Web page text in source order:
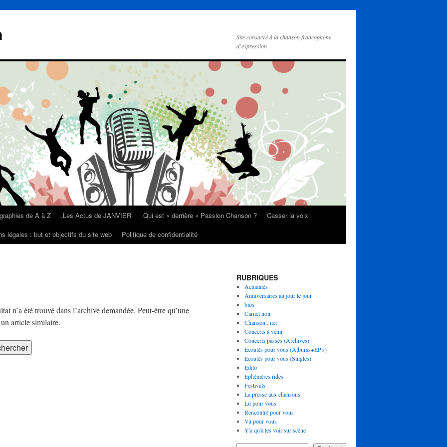
Site consacré à la chanson francophone
d’expression
de A à Z .Les Actus de JANVIER .Qui est « derrière » Passion Chanson ?
Casser la voix
légales : but et objectifs du site web Politique de confidentialité
n’a été trouvé dans l’archive demandée. Peut-être qu’une
article similaire.
RUBRIQUES
Actualités
Anniversaires au jour le jour
bios
Carnet noir
Chanson . net
Concerts à venir
Concerts passés (Archives)
Ecoutés pour vous (Albums+EP's)
Ecoutés pour vous (Singles)
Edito
Ephémères rides
Festivals
La presse aux chansons
Lu pour vous
Rencontré pour vous
Vu pour vous
Y'a qu'à les voir sur scène